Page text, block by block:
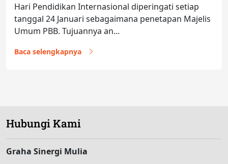
Hari Pendidikan Internasional diperingati setiap
tanggal 24 Januari sebagaimana penetapan Majelis
Umum PBB. Tujuannya an...
Baca selengkapnya
Hubungi Kami
Graha Sinergi Mulia